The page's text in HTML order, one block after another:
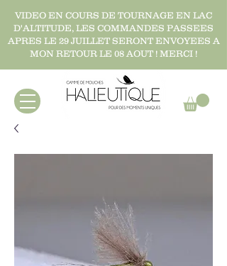
VIDEO EN COURS DE TOURNAGE EN LAC
D'ALTITUDE, LES COMMANDES PASSEES
APRES LE 29 JUILLET SERONT ENVOYEES A
MON RETOUR LE 08 AOUT ! MERCI !